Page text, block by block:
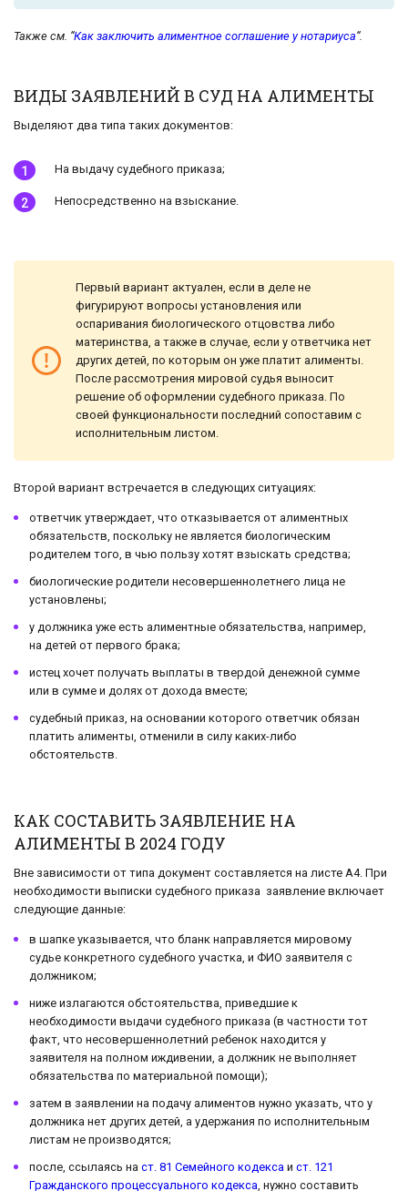
Также см. “Как заключить алиментное соглашение у нотариуса“.
ВИДЫ ЗАЯВЛЕНИЙ В СУД НА АЛИМЕНТЫ
Выделяют два типа таких документов:
На выдачу судебного приказа;
Непосредственно на взыскание.
Первый вариант актуален, если в деле не
фигурируют вопросы установления или
оспаривания биологического отцовства либо
материнства, а также в случае, если у ответчика нет
других детей, по которым он уже платит алименты.
После рассмотрения мировой судья выносит
решение об оформлении судебного приказа. По
своей функциональности последний сопоставим с
исполнительным листом.
Второй вариант встречается в следующих ситуациях:
ответчик утверждает, что отказывается от алиментных
обязательств, поскольку не является биологическим
родителем того, в чью пользу хотят взыскать средства;
биологические родители несовершеннолетнего лица не
установлены;
у должника уже есть алиментные обязательства, например,
на детей от первого брака;
истец хочет получать выплаты в твердой денежной сумме
или в сумме и долях от дохода вместе;
судебный приказ, на основании которого ответчик обязан
платить алименты, отменили в силу каких-либо
обстоятельств.
КАК СОСТАВИТЬ ЗАЯВЛЕНИЕ НА
АЛИМЕНТЫ В 2024 ГОДУ
Вне зависимости от типа документ составляется на листе А4. При
необходимости выписки судебного приказа заявление включает
следующие данные:
в шапке указывается, что бланк направляется мировому
судье конкретного судебного участка, и ФИО заявителя с
должником;
ниже излагаются обстоятельства, приведшие к
необходимости выдачи судебного приказа (в частности тот
факт, что несовершеннолетний ребенок находится у
заявителя на полном иждивении, а должник не выполняет
обязательства по материальной помощи);
затем в заявлении на подачу алиментов нужно указать, что у
должника нет других детей, а удержания по исполнительным
листам не производятся;
после, ссылаясь на ст. 81 Семейного кодекса и ст. 121
Гражданского процессуального кодекса , нужно составить